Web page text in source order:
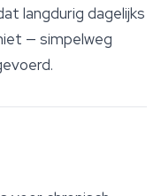
langdurig dagelijks
— simpelweg